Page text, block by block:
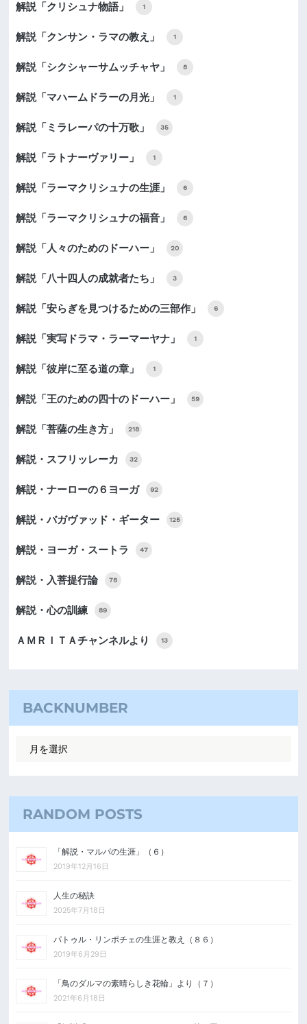
解説「クリシュナ物語」 1
解説「クンサン・ラマの教え」 1
解説「シクシャーサムッチャヤ」 8
解説「マハームドラーの月光」 1
解説「ミラレーパの十万歌」 35
解説「ラトナーヴァリー」 1
解説「ラーマクリシュナの生涯」 6
解説「ラーマクリシュナの福音」 6
解説「人々のためのドーハー」 20
解説「八十四人の成就者たち」 3
解説「安らぎを見つけるための三部作」 6
解説「実写ドラマ・ラーマーヤナ」 1
解説「彼岸に至る道の章」 1
解説「王のための四十のドーハー」 59
解説「菩薩の生き方」 218
解説・スフリッレーカ 32
解説・ナーローの６ヨーガ 92
解説・バガヴァッド・ギーター 125
解説・ヨーガ・スートラ 47
解説・入菩提行論 78
解説・心の訓練 89
ＡＭＲＩＴＡチャンネルより 13
BACKNUMBER
RANDOM POSTS
「解説・マルパの生涯」（６）
2019年12月16日
人生の秘訣
2025年7月18日
パトゥル・リンポチェの生涯と教え（８６）
2019年6月29日
「鳥のダルマの素晴らしき花輪」より（７）
2021年6月18日